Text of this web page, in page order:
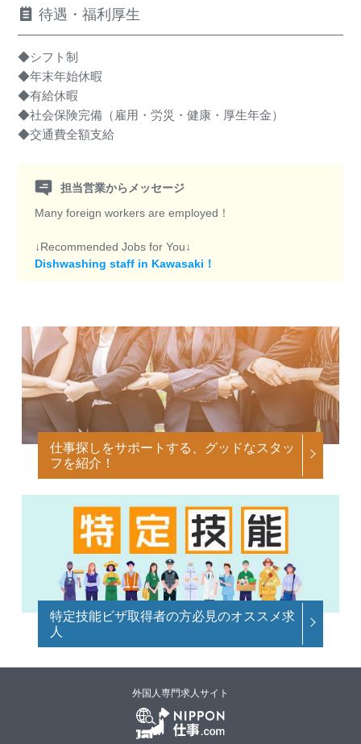
待遇・福利厚生
◆シフト制
◆年末年始休暇
◆有給休暇
◆社会保険完備（雇用・労災・健康・厚生年金）
◆交通費全額支給
担当営業からメッセージ
Many foreign workers are employed！
↓Recommended Jobs for You↓
Dishwashing staff in Kawasaki！
仕事探しをサポートする、グッドなスタッ
フを紹介！
特定技能ビザ取得者の方必見のオススメ求
人
外国人専門求人サイト